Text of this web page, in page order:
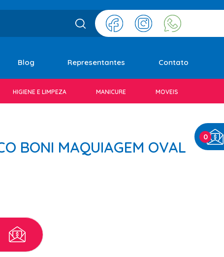
Blog Representantes Contato
HIGIENE E LIMPEZA MANICURE MOVEIS
0
BONI MAQUIAGEM OVAL